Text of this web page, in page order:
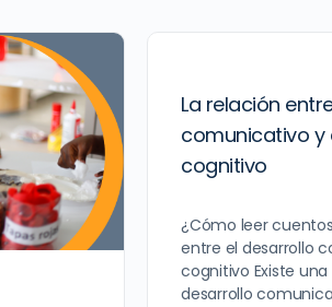
La relación
comunicativo y
cognitivo
¿Cómo leer
entre el desarrollo
cognitivo Existe
desarrollo